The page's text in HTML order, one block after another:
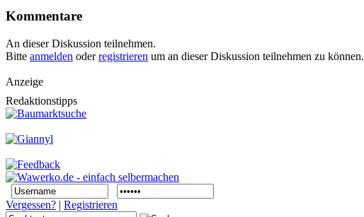
Kommentare
An dieser Diskussion teilnehmen.
Bitte anmelden oderregistrieren um an dieser Diskussion teilnehmen zu können.
Anzeige
Redaktionstipps
Vergessen? | Registrieren